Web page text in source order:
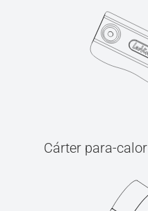
Cárter para-